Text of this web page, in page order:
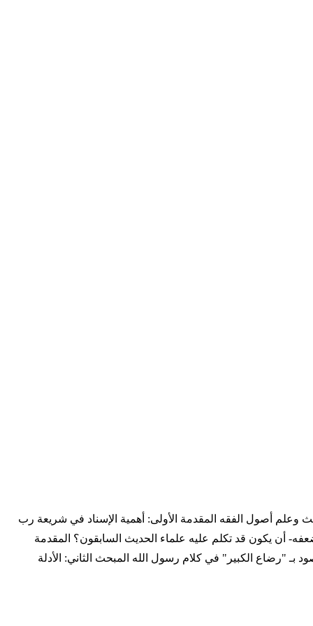
وعلم أصول الفقه المقدمة الأولى: أهمية الإسناد في شريعة رب
أن يكون قد تكلم عليه علماء الحديث السابقون؟ المقدمة
بـ "رضاع الكبير" في كلام رسول الله المبحث الثاني: الأدلة